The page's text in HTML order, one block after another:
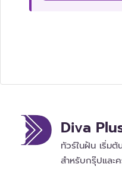
Diva
ทัวร์ในฝัน เริ่ม
สำหรับกรุ๊ปและ